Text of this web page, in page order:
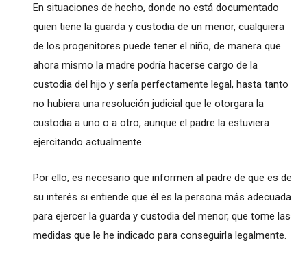
En situaciones de hecho, donde no está documentado
quien tiene la guarda y custodia de un menor, cualquiera
de los progenitores puede tener el niño, de manera que
ahora mismo la madre podría hacerse cargo de la
custodia del hijo y sería perfectamente legal, hasta tanto
no hubiera una resolución judicial que le otorgara la
custodia a uno o a otro, aunque el padre la estuviera
ejercitando actualmente.
Por ello, es necesario que informen al padre de que es de
su interés si entiende que él es la persona más adecuada
para ejercer la guarda y custodia del menor, que tome las
medidas que le he indicado para conseguirla legalmente.